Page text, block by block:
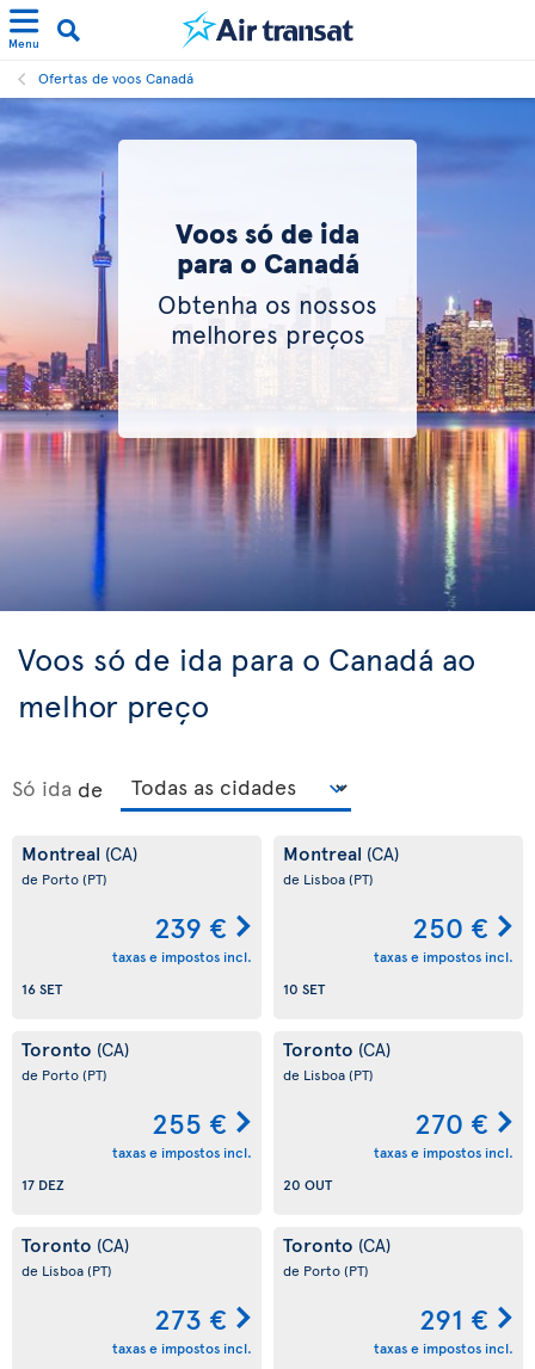
Menu
Ofertas de voos Canadá
Voos só de ida
para o Canadá
Obtenha os nossos
melhores preços
Voos só de ida para o Canadá ao
melhor preço
Só ida de
Montreal (CA)
de Porto(PT)
239 €
taxas e impostos incl.
16 SET
Montreal (CA)
de Lisboa(PT)
250 €
taxas e impostos incl.
10 SET
Toronto (CA)
de Porto(PT)
255 €
taxas e impostos incl.
17 DEZ
Toronto (CA)
de Lisboa(PT)
270 €
taxas e impostos incl.
20 OUT
Toronto (CA)
de Lisboa(PT)
273 €
taxas e impostos incl.
Toronto (CA)
de Porto(PT)
291 €
taxas e impostos incl.